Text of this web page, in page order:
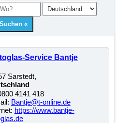
Service Bantje
Sarstedt,
4141 418
Bantje@t-online.de
https://www.bantje-